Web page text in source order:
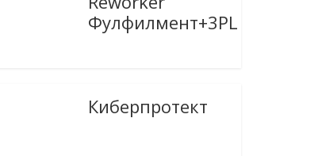
Фулфилмент+3PL
Киберпротект